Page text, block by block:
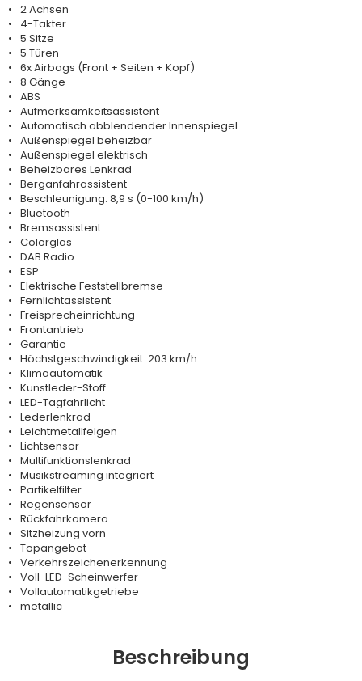
2 Achsen
4-Takter
5 Sitze
5 Türen
6x Airbags (Front + Seiten + Kopf)
8 Gänge
ABS
Aufmerksamkeitsassistent
Automatisch abblendender Innenspiegel
Außenspiegel beheizbar
Außenspiegel elektrisch
Beheizbares Lenkrad
Berganfahrassistent
Beschleunigung: 8,9 s (0-100 km/h)
Bluetooth
Bremsassistent
Colorglas
DAB Radio
ESP
Elektrische Feststellbremse
Fernlichtassistent
Freisprecheinrichtung
Frontantrieb
Garantie
Höchstgeschwindigkeit: 203 km/h
Klimaautomatik
Kunstleder-Stoff
LED-Tagfahrlicht
Lederlenkrad
Leichtmetallfelgen
Lichtsensor
Multifunktionslenkrad
Musikstreaming integriert
Partikelfilter
Regensensor
Rückfahrkamera
Sitzheizung vorn
Topangebot
Verkehrszeichenerkennung
Voll-LED-Scheinwerfer
Vollautomatikgetriebe
metallic
Beschreibung